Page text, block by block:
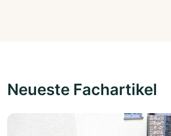
Neueste Fachartikel